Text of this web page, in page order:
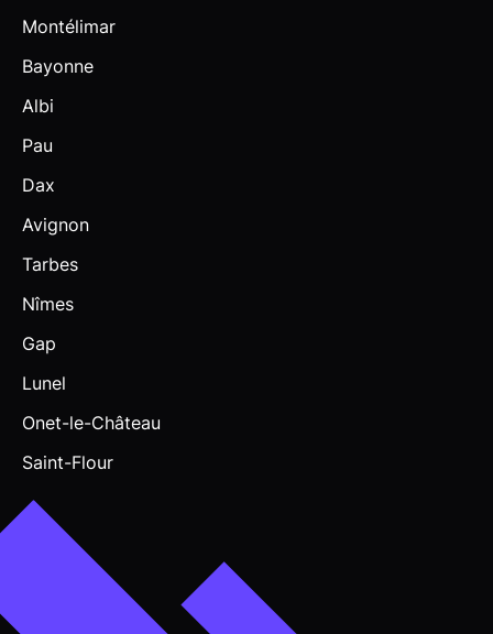
Montélimar
Bayonne
Albi
Pau
Dax
Avignon
Tarbes
Nîmes
Gap
Lunel
Onet-le-Château
Saint-Flour